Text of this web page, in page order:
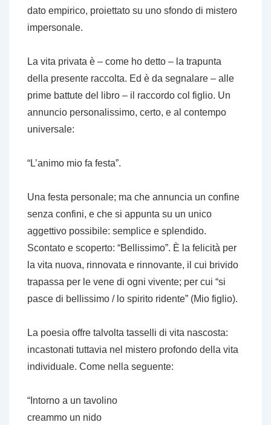
dato empirico, proiettato su uno sfondo di mistero
impersonale.
La vita privata è – come ho detto – la trapunta
della presente raccolta. Ed è da segnalare – alle
prime battute del libro – il raccordo col figlio. Un
annuncio personalissimo, certo, e al contempo
universale:
“L’animo mio fa festa”.
Una festa personale; ma che annuncia un confine
senza confini, e che si appunta su un unico
aggettivo possibile: semplice e splendido.
Scontato e scoperto: “Bellissimo”. È la felicità per
la vita nuova, rinnovata e rinnovante, il cui brivido
trapassa per le vene di ogni vivente; per cui “si
pasce di bellissimo / lo spirito ridente” (Mio figlio).
La poesia offre talvolta tasselli di vita nascosta:
incastonati tuttavia nel mistero profondo della vita
individuale. Come nella seguente:
“Intorno a un tavolino
creammo un nido